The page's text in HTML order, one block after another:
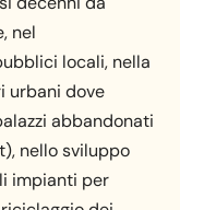
nel
locali, nella
urbani dove
abbandonati
nello sviluppo
impianti per